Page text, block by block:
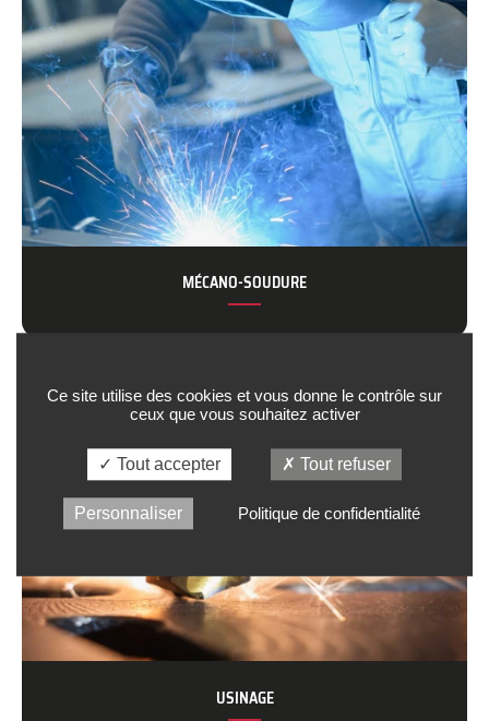
MÉCANO-SOUDURE
USINAGE
Ce site utilise des cookies et vous donne le contrôle sur
ceux que vous souhaitez activer
Tout accepter Tout refuser
Personnaliser Politique de confidentialité